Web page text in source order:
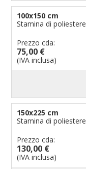
100x150 cm
Stamina di poliestere
Prezzo cda:
75,00 €
(IVA inclusa)
150x225 cm
Stamina di poliestere
Prezzo cda:
130,00 €
(IVA inclusa)